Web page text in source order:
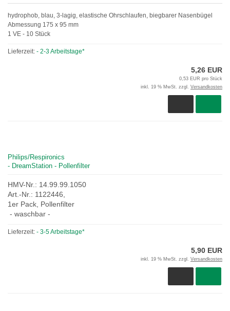
hydrophob, blau, 3-lagig, elastische Ohrschlaufen, biegbarer Nasenbügel
Abmessung 175 x 95 mm
1 VE - 10 Stück
Lieferzeit: - 2-3 Arbeitstage*
5,26 EUR
0,53 EUR pro Stück
inkl. 19 % MwSt. zzgl. Versandkosten
Philips/Respironics
- DreamStation - Pollenfilter
HMV-Nr.: 14.99.99.1050
Art.-Nr.: 1122446,
1er Pack, Pollenfilter
- waschbar -
Lieferzeit: - 3-5 Arbeitstage*
5,90 EUR
inkl. 19 % MwSt. zzgl. Versandkosten